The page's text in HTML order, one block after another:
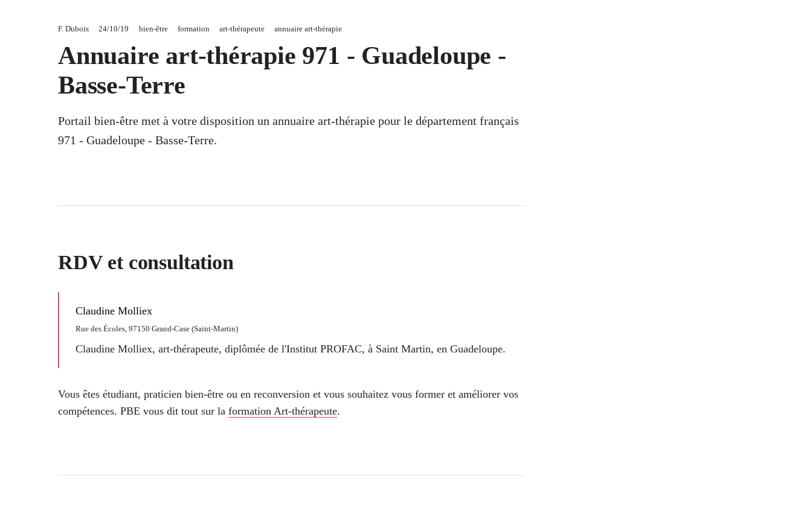
F. Dubois 24/10/19 bien-être formation art-thérapeute annuaire art-thérapie
Annuaire art-thérapie 971 - Guadeloupe -
Basse-Terre
Portail bien-être met à votre disposition un annuaire art-thérapie pour le département français
971 - Guadeloupe - Basse-Terre.
RDV et consultation
Claudine Molliex
Rue des Écoles, 97150 Grand-Case (Saint-Martin)
Claudine Molliex, art-thérapeute, diplômée de l'Institut PROFAC, à Saint Martin, en Guadeloupe.
Vous êtes étudiant, praticien bien-être ou en reconversion et vous souhaitez vous former et améliorer vos
compétences. PBE vous dit tout sur la formation Art-thérapeute.